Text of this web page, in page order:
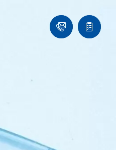
联
系
报
价